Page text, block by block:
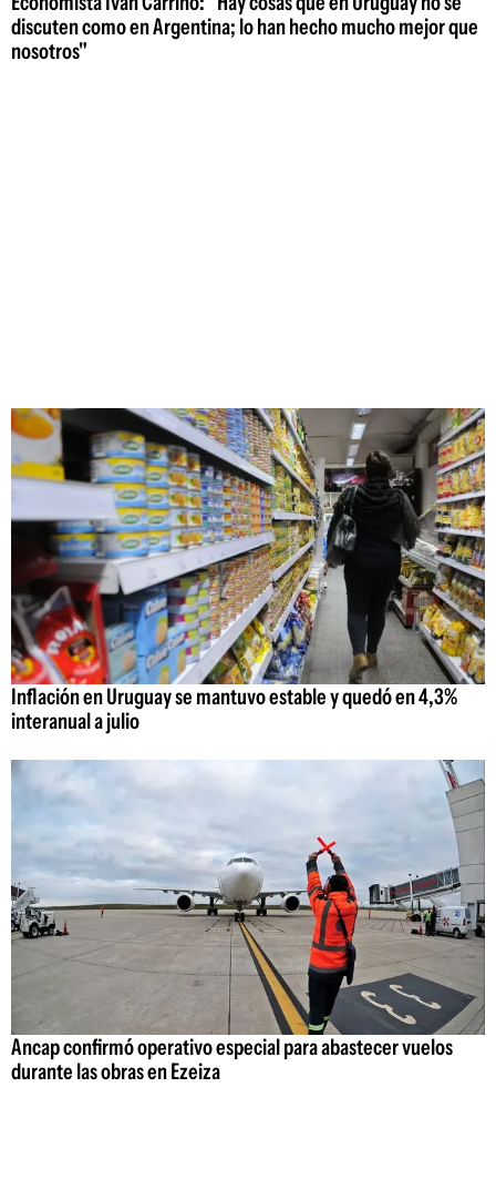
discuten como en Argentina; lo han hecho mucho mejor que
nosotros"
Inflación en Uruguay se mantuvo estable y quedó en 4,3%
interanual a julio
Ancap confirmó operativo especial para abastecer vuelos
durante las obras en Ezeiza